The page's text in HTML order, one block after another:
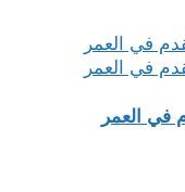
في العمر